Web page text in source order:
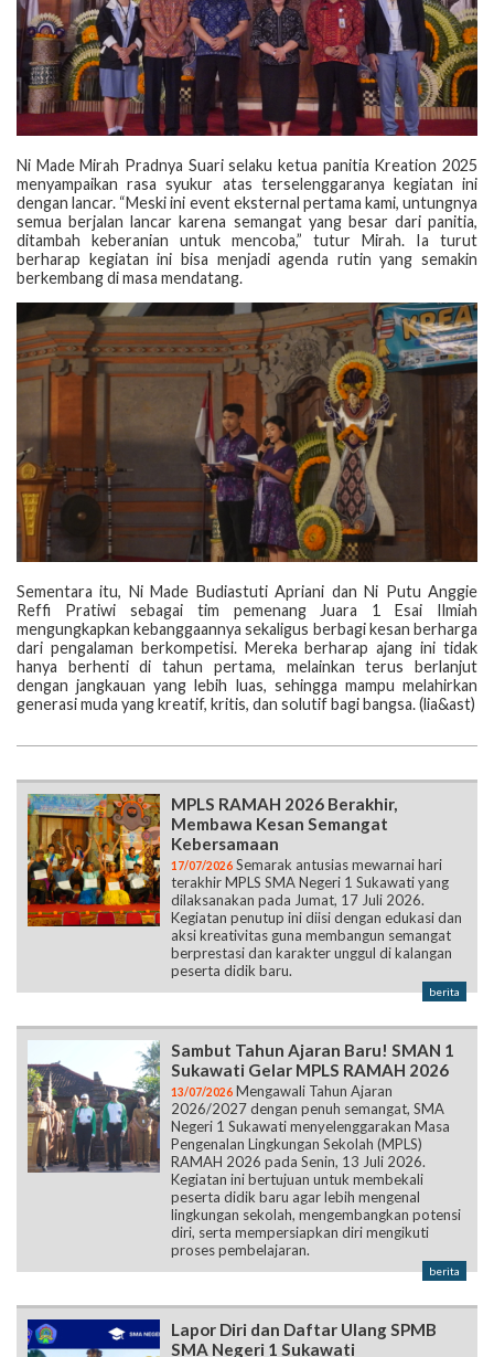
Ni Made Mirah Pradnya Suari selaku ketua panitia Kreation 2025
menyampaikan rasa syukur atas terselenggaranya kegiatan ini
dengan lancar. “Meski ini event eksternal pertama kami, untungnya
semua berjalan lancar karena semangat yang besar dari panitia,
ditambah keberanian untuk mencoba,” tutur Mirah. Ia turut
berharap kegiatan ini bisa menjadi agenda rutin yang semakin
berkembang di masa mendatang.
Sementara itu, Ni Made Budiastuti Apriani dan Ni Putu Anggie
Reffi Pratiwi sebagai tim pemenang Juara 1 Esai Ilmiah
mengungkapkan kebanggaannya sekaligus berbagi kesan berharga
dari pengalaman berkompetisi. Mereka berharap ajang ini tidak
hanya berhenti di tahun pertama, melainkan terus berlanjut
dengan jangkauan yang lebih luas, sehingga mampu melahirkan
generasi muda yang kreatif, kritis, dan solutif bagi bangsa. (lia&ast)
MPLS RAMAH 2026 Berakhir,
Membawa Kesan Semangat
Kebersamaan
17/07/2026 Semarak antusias mewarnai hari
terakhir MPLS SMA Negeri 1 Sukawati yang
dilaksanakan pada Jumat, 17 Juli 2026.
Kegiatan penutup ini diisi dengan edukasi dan
aksi kreativitas guna membangun semangat
berprestasi dan karakter unggul di kalangan
peserta didik baru.
berita
Sambut Tahun Ajaran Baru! SMAN 1
Sukawati Gelar MPLS RAMAH 2026
13/07/2026 Mengawali Tahun Ajaran
2026/2027 dengan penuh semangat, SMA
Negeri 1 Sukawati menyelenggarakan Masa
Pengenalan Lingkungan Sekolah (MPLS)
RAMAH 2026 pada Senin, 13 Juli 2026.
Kegiatan ini bertujuan untuk membekali
peserta didik baru agar lebih mengenal
lingkungan sekolah, mengembangkan potensi
diri, serta mempersiapkan diri mengikuti
proses pembelajaran.
berita
Lapor Diri dan Daftar Ulang SPMB
SMA Negeri 1 Sukawati